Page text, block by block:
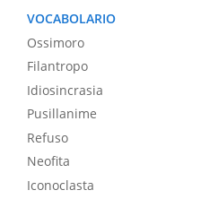
VOCABOLARIO
Ossimoro
Filantropo
Idiosincrasia
Pusillanime
Refuso
Neofita
Iconoclasta